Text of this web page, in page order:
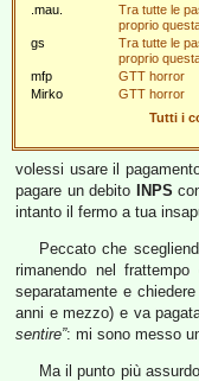
.mau.
Tra tutte le
proprio
gs
Tra tutte le
proprio
mfp
GTT horror
Mirko
GTT horror
Tutti i
volessi usare il
pagare un debito
INPS
intanto il fermo a tua
Peccato che
rimanendo nel
separatamente e
anni e mezzo) e va
sentire”: mi sono messo
Ma il punto più